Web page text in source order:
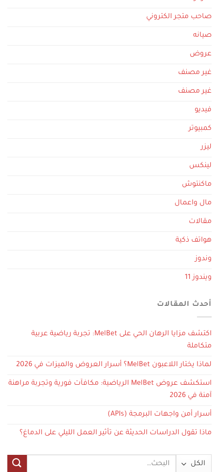
صاحب متجر الكتروني
صيانه
عروض
غير مصنف
غير مصنف
فيديو
كمبيوتر
ليزر
لينكس
ماكنتوش
مال واعمال
مقالات
هواتف ذكية
وندوز
ويندوز 11
أحدث المقالات
اكتشف مزايا الرهان الحي على MelBet: تجربة رياضية عربية
متكاملة
لماذا يختار اللاعبون MelBet؟ أسرار العروض والميزات في 2026
استكشف عروض MelBet الرياضية: مكافآت فورية وتجربة مراهنة
آمنة في 2026
أسرار أمن واجهات البرمجة (APIs)
ماذا تقول الدراسات الحديثة عن تأثير العمل الليلي على الدماغ؟
البحث